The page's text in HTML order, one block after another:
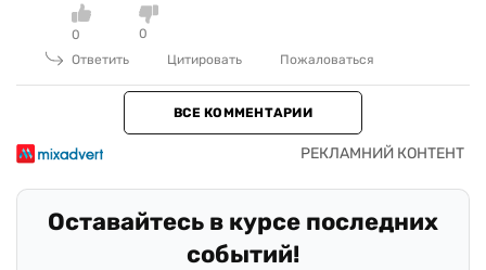
0
0
Ответить
Цитировать Пожаловаться
ВСЕ КОММЕНТАРИИ
Оставайтесь в курсе последних
событий!